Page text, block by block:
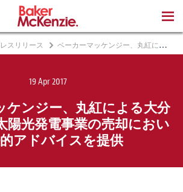
スリリース ベーカーマッケンジー、丸紅による大分市における太陽光発電事業の売却において法的アドバイスを提供
19 Apr 2017
ケンジー、丸紅による大分
陽光発電事業の売却におい
アドバイスを提供